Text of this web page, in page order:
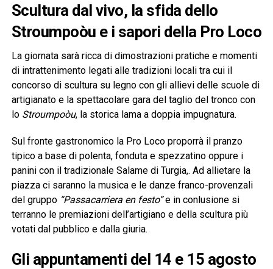
Scultura dal vivo, la sfida dello
Stroumpoòu e i sapori della Pro Loco
La giornata sarà ricca di dimostrazioni pratiche e momenti
di intrattenimento legati alle tradizioni locali tra cui il
concorso di scultura su legno con gli allievi delle scuole di
artigianato e la spettacolare gara del taglio del tronco con
lo Stroumpoòu, la storica lama a doppia impugnatura.
Sul fronte gastronomico la Pro Loco proporrà il pranzo
tipico a base di polenta, fonduta e spezzatino oppure i
panini con il tradizionale Salame di Turgia,. Ad allietare la
piazza ci saranno la musica e le danze franco-provenzali
del gruppo “Passacarriera en festo”e in conlusione si
terranno le premiazioni dell’artigiano e della scultura più
votati dal pubblico e dalla giuria.
Gli appuntamenti del 14 e 15 agosto